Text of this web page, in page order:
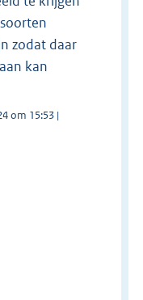
zodat daar
kan
om 15:53 |